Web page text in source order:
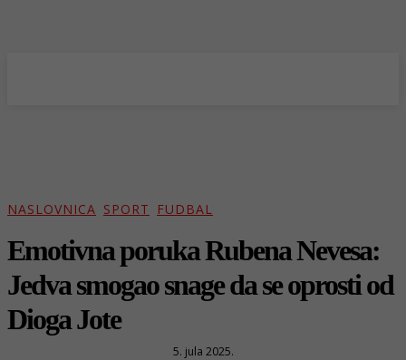
NASLOVNICA SPORT FUDBAL
Emotivna poruka Rubena Nevesa:
Jedva smogao snage da se oprosti od
Dioga Jote
5. jula 2025.